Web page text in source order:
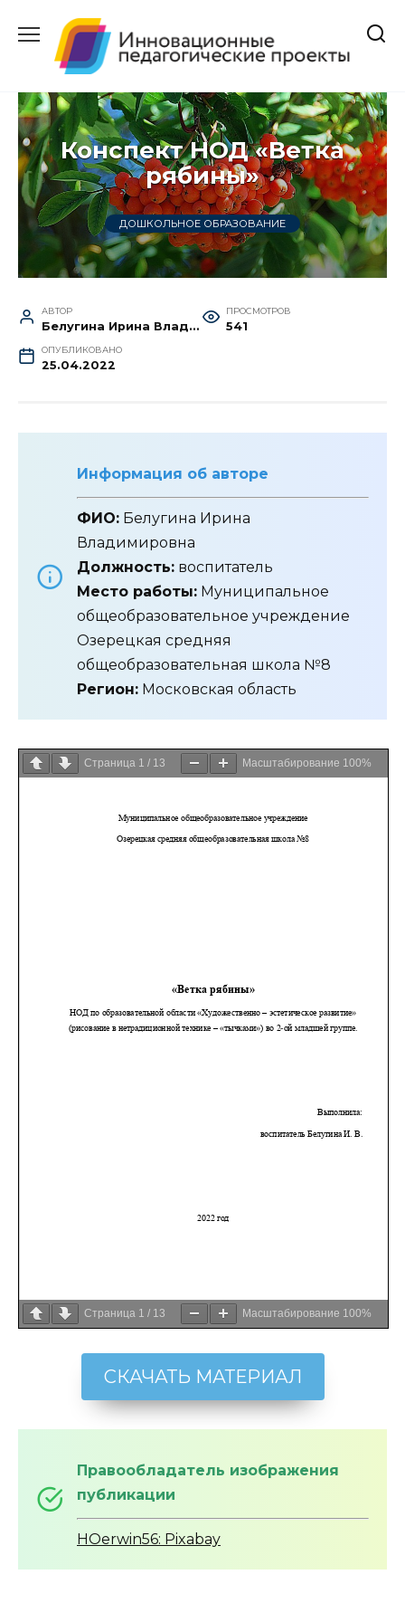
содержанию
Конспект НОД «Ветка
рябины»
ДОШКОЛЬНОЕ ОБРАЗОВАНИЕ
АВТОР
Белугина Ирина Владимировна
ПРОСМОТРОВ
541
ОПУБЛИКОВАНО
25.04.2022
Информация об авторе
ФИО: Белугина Ирина
Владимировна
Должность: воспитатель
Место работы: Муниципальное
общеобразовательное учреждение
Озерецкая средняя
общеобразовательная школа №8
Регион: Московская область
Страница 1 / 13 Масштабирование 100%
Страница 1 / 13 Масштабирование 100%
СКАЧАТЬ МАТЕРИАЛ
Правообладатель изображения
публикации
HOerwin56: Pixabay